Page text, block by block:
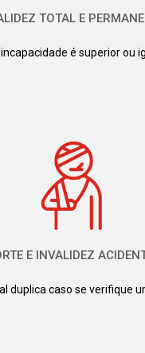
TOTAL E
é superior ou
E INVALIDEZ
duplica caso se verifique